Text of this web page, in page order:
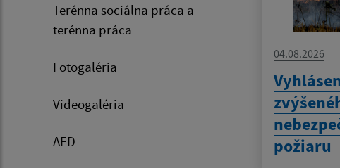
Terénna sociálna práca a
terénna práca
Fotogaléria
Videogaléria
AED
04.08.2026
požiaru